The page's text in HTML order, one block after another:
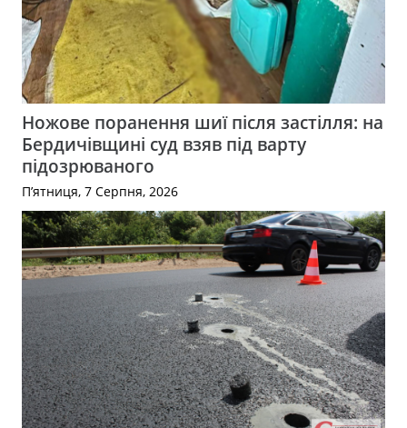
Ножове поранення шиї після застілля: на
Бердичівщині суд взяв під варту
підозрюваного
П’ятниця, 7 Серпня, 2026